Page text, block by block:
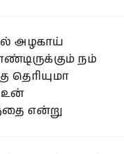
அழகாய்
நம்
தெரியுமா
உன்
என்று